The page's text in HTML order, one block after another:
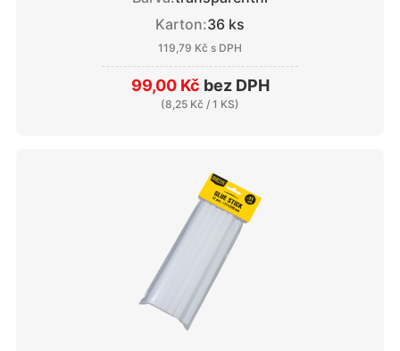
Karton:36 ks
119,79 Kč s DPH
99,00 Kč bez DPH
(8,25 Kč / 1 KS)